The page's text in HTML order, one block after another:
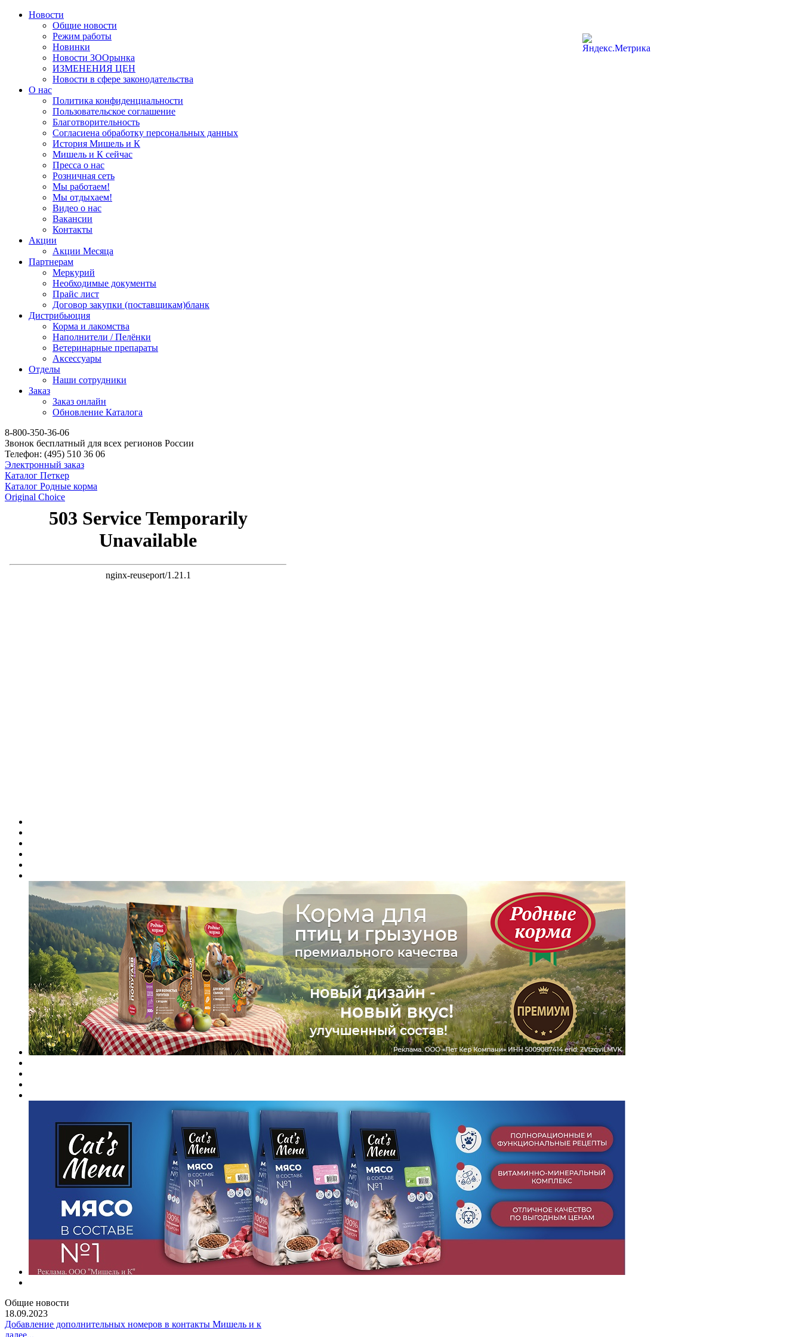
Новости
Общие новости
Режим работы
Новинки
Новости ЗООрынка
ИЗМЕНЕНИЯ ЦЕН
Новости в сфере законодательства
О нас
Политика конфиденциальности
Пользовательское соглашение
Благотворительность
Согласиена обработку персональных данных
История Мишель и К
Мишель и К сейчас
Пресса о нас
Розничная сеть
Мы работаем!
Мы отдыхаем!
Видео о нас
Вакансии
Контакты
Акции
Акции Месяца
Партнерам
Меркурий
Необходимые документы
Прайс лист
Договор закупки (поставщикам)бланк
Дистрибьюция
Корма и лакомства
Наполнители / Пелёнки
Ветеринарные препараты
Аксессуары
Отделы
Наши сотрудники
Заказ
Заказ онлайн
Обновление Каталога
8-800-350-36-06
Звонок бесплатный для всех регионов России
Телефон: (495) 510 36 06
Электронный заказ
Каталог Петкер
Каталог Родные корма
Original Choice
Общие новости
18.09.2023
Добавление дополнительных номеров в контакты Мишель и к
далее...